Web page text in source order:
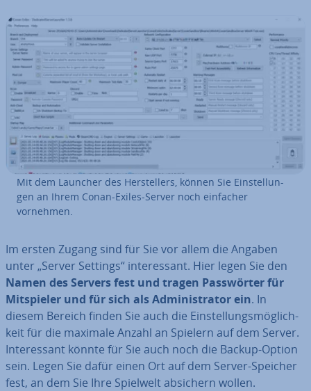
Mit dem Launcher des Her­stel­lers, können Sie Ein­stel­lun­
gen an Ihrem Conan-Exiles-Server noch einfacher
vornehmen.
Im ersten Zugang sind für Sie vor allem die Angaben
unter „Server Settings“ in­ter­es­sant. Hier legen Sie den
Namen des Servers fest und tragen Pass­wör­ter für
Mit­spie­ler und für sich als Ad­mi­nis­tra­tor ein. In
diesem Bereich finden Sie auch die Ein­stel­lungs­mög­lich­
keit für die maximale Anzahl an Spielern auf dem Server.
In­ter­es­sant könnte für Sie auch noch die Backup-Option
sein. Legen Sie dafür einen Ort auf dem Server-Speicher
fest, an dem Sie Ihre Spielwelt absichern wollen.